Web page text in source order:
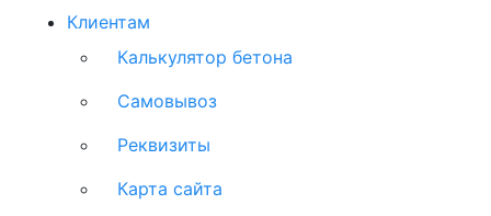
Клиентам
Калькулятор бетона
Самовывоз
Реквизиты
Карта сайта